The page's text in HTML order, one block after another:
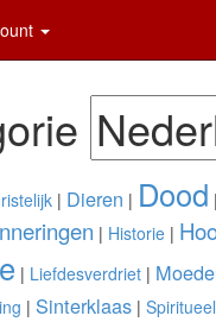
| Dieren | Dood |
| Historie|
| Liefdesverdriet|
| Sinterklaas| Spiritueel